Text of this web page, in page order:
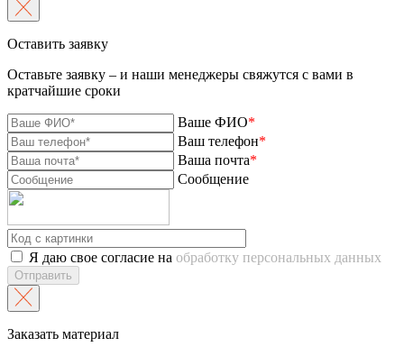
Оставить заявку
Оставьте заявку – и наши менеджеры свяжутся с вами в
кратчайшие сроки
Ваше ФИО*
Ваш телефон*
Ваша почта*
Сообщение
Я даю свое согласие на обработку персональных данных
Отправить
Заказать материал